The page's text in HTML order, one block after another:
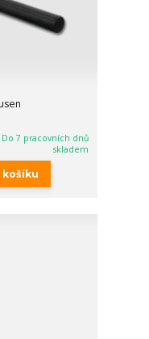
Do 7 pracovních dnů
skladem
košíku